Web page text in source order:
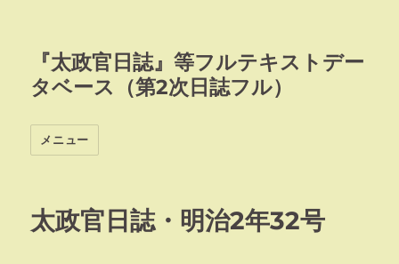
『太政官日誌』等フルテキストデー
タベース（第2次日誌フル）
メニュー
太政官日誌・明治2年32号